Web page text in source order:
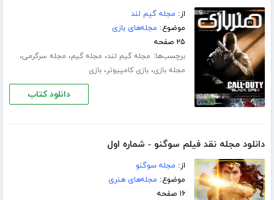
از: مجله گیم لند
موضوع: مجله‌های بازی
۲۵ صفحه
برچسب‌ها: مجله گیم لند، مجله گیم، مجله سرگرمی،
مجله بازی،بازی کامپیوتر،بازی
دانلود کتاب
دانلود مجله نقد فیلم سوگنو - شماره اول
از: مجله سوگنو
موضوع: مجله‌های هنری
۱۶ صفحه